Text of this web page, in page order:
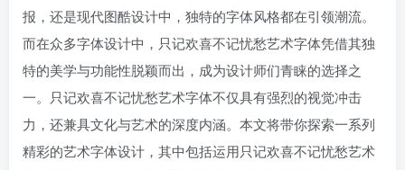
报，还是现代图酷设计中，独特的字体风格都在引领潮流。
而在众多字体设计中，只记欢喜不记忧愁艺术字体凭借其独
特的美学与功能性脱颖而出，成为设计师们青睐的选择之
一。只记欢喜不记忧愁艺术字体不仅具有强烈的视觉冲击
力，还兼具文化与艺术的深度内涵。本文将带你探索一系列
精彩的艺术字体设计，其中包括运用只记欢喜不记忧愁艺术